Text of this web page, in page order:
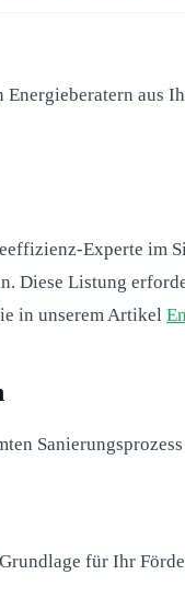
aus
Experte im
Diese Listung
in unserem Artikel
für Ihr